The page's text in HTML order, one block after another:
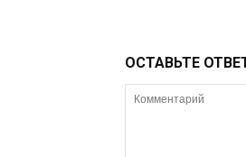
ОСТАВЬТЕ